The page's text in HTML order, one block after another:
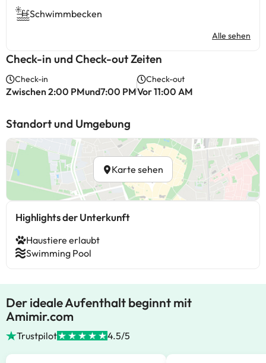
Schwimmbecken
Alle sehen
Check-in und Check-out Zeiten
Check-in
Zwischen 2:00 PMund7:00 PM
Check-out
Vor 11:00 AM
Standort und Umgebung
Karte sehen
Highlights der Unterkunft
Haustiere erlaubt
Swimming Pool
Der ideale Aufenthalt beginnt mit
Amimir.com
Trustpilot 4.5/5